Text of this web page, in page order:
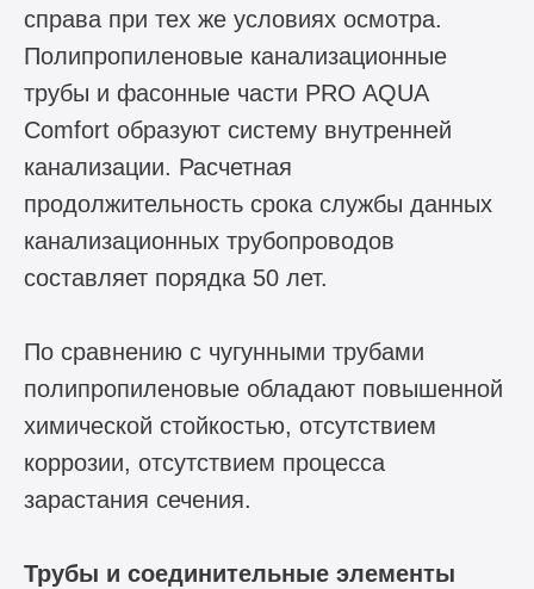
справа при тех же условиях осмотра.
Полипропиленовые канализационные
трубы и фасонные части PRO AQUA
Comfort образуют систему внутренней
канализации. Расчетная
продолжительность срока службы данных
канализационных трубопроводов
составляет порядка 50 лет.
По сравнению с чугунными трубами
полипропиленовые обладают повышенной
химической стойкостью, отсутствием
коррозии, отсутствием процесса
зарастания сечения.
Трубы и соединительные элементы